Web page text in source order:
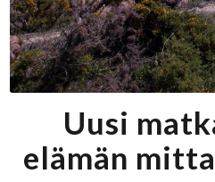
Uusi
elämän